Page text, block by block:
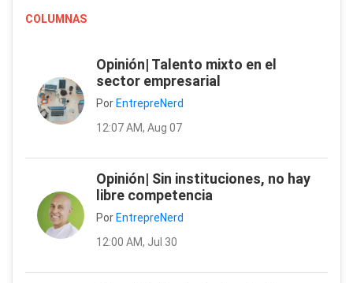
COLUMNAS
Opinión| Talento mixto en el
sector empresarial
Por EntrepreNerd
12:07 AM, Aug 07
Opinión| Sin instituciones, no hay
libre competencia
Por EntrepreNerd
12:00 AM, Jul 30